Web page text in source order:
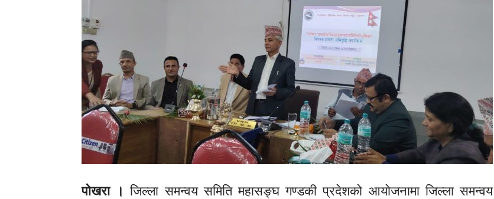
पोखरा । जिल्ला समन्वय समिति महासङ्घ गण्डकी प्रदेशको आयोजनामा जिल्ला समन्वय